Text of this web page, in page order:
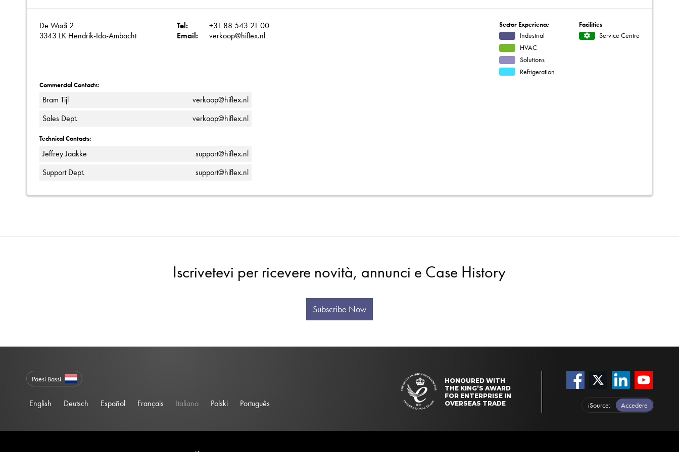
De Wadi 2
3343 LK Hendrik-Ido-Ambacht
Tel:
+31 88 543 21 00
Email:
verkoop@hiflex.nl
Commercial Contacts:
Bram Tijl
verkoop@hiflex.nl
Sales Dept.
verkoop@hiflex.nl
Technical Contacts:
Jeffrey Jaakke
support@hiflex.nl
Support Dept.
support@hiflex.nl
Sector Experience
Industrial
HVAC
Solutions
Refrigeration
Facilities
Service Centre
Iscrivetevi per ricevere novità, annunci e Case History
Subscribe Now
HONOURED WITH
THE KING’S AWARD
FOR ENTERPRISE IN
OVERSEAS TRADE
iSource Accedere
Paesi Bassi
English Deutsch Español Français Italiano Polski Português